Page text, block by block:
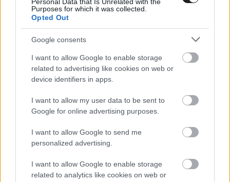
Purposes for which it was collected.
Opted Out
Google consents
I want to allow Google to enable storage
related to advertising like cookies on web or
device identifiers in apps.
I want to allow my user data to be sent to
Google for online advertising purposes.
I want to allow Google to send me
personalized advertising.
I want to allow Google to enable storage
related to analytics like cookies on web or
Komoly fordulatot vehetett a Gresini